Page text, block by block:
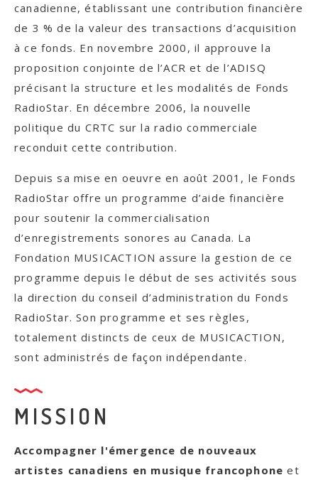
canadienne, établissant une contribution financière
de 3 % de la valeur des transactions d’acquisition
à ce fonds. En novembre 2000, il approuve la
proposition conjointe de l’ACR et de l’ADISQ
précisant la structure et les modalités de Fonds
RadioStar. En décembre 2006, la nouvelle
politique du CRTC sur la radio commerciale
reconduit cette contribution.
Depuis sa mise en oeuvre en août 2001, le Fonds
RadioStar offre un programme d’aide financière
pour soutenir la commercialisation
d’enregistrements sonores au Canada. La
Fondation MUSICACTION assure la gestion de ce
programme depuis le début de ses activités sous
la direction du conseil d’administration du Fonds
RadioStar. Son programme et ses règles,
totalement distincts de ceux de MUSICACTION,
sont administrés de façon indépendante.
MISSION
Accompagner l'émergence de nouveaux
artistes canadiens en musique francophone et